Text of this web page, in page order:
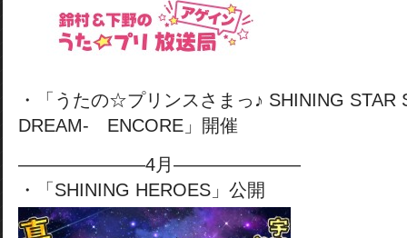
・「うたの☆プリンスさまっ♪ SHINING STAR
DREAM- ENCORE」開催
———————4月———————
・「SHINING HEROES」公開